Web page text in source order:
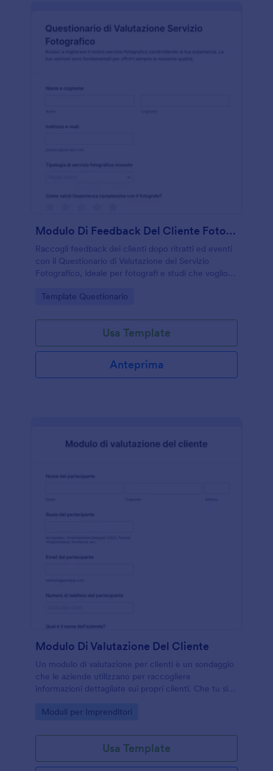
Modulo Di Feedback Del Cliente Fotografico
Raccogli feedback dei clienti dopo ritratti ed eventi
con il Questionario di Valutazione del Servizio
Fotografico, ideale per fotografi e studi che vogliono
tramite Jotform.
Go to Category:
Template Questionario
Usa Template
Anteprima
Modulo Di Valutazione Del Cliente
Un modulo di valutazione per clienti è un sondaggio
che le aziende utilizzano per raccogliere
informazioni dettagliate sui propri clienti. Che tu sia
meglio i propri clienti o un imprenditore interessato
modello ti permette di raccogliere dati su aziende
che possiedi, che vorresti acquisire o con cui hai già
collaborato in passato. Personalizza il modulo in base
Go to Category:
Moduli per Imprenditori
Usa Template